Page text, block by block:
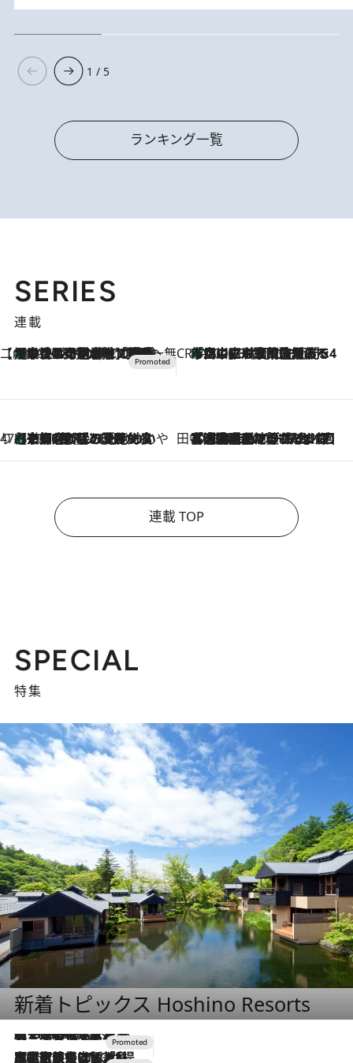
1 / 5
ランキング一覧
SERIES
連載
【CREA×星野リゾート】唯一無二。癒しと発見が待つ場所へ
2026.8.7
【トンボの足水浴】ヒノキの香りに包まれて涼感マックス！約13℃の湧水かけ流しを避暑地「星野温泉 トンボの湯」で体験 CREA'S CHOICE
2026.8.7
「立川にも歌舞伎があるんだよ」 片岡仁左衛門・市川中車ら豪華座組みで4年目の立川立飛歌舞伎へ
47都道府県の手みやげ ひんやりスイーツで夏を満喫
2026.8.7
【京都府】この夏絶対食べたい 冷やしておいしいおやつ3選 ひと口目から心を掴む新緑のテリーヌ 田中稲の勝手に再ブーム
2026.8.7
「湘南乃風に憧れて」観客大盛上がりの“タオル回し”に、ラッパー顔負けの高速歌唱まで…さだまさし（74）のアグレッシブすぎる現在地
連載 TOP
SPECIAL
特集
新着トピックス Hoshino Resorts
2026.8.7
【トンボの足水浴】ヒノキの香りに包まれて涼感マックス！約13℃の湧水かけ流しを避暑地「星野温泉 トンボの湯」で体験
2026.7.31
【ホテル帰省】という選択肢をOMOが提案。家族とほどよい距離を保つには「昼は実家、夜は気兼ねなくホテルで！」